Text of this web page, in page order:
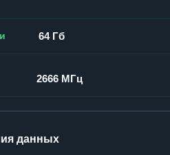
64 Гб
2666 МГц
данных